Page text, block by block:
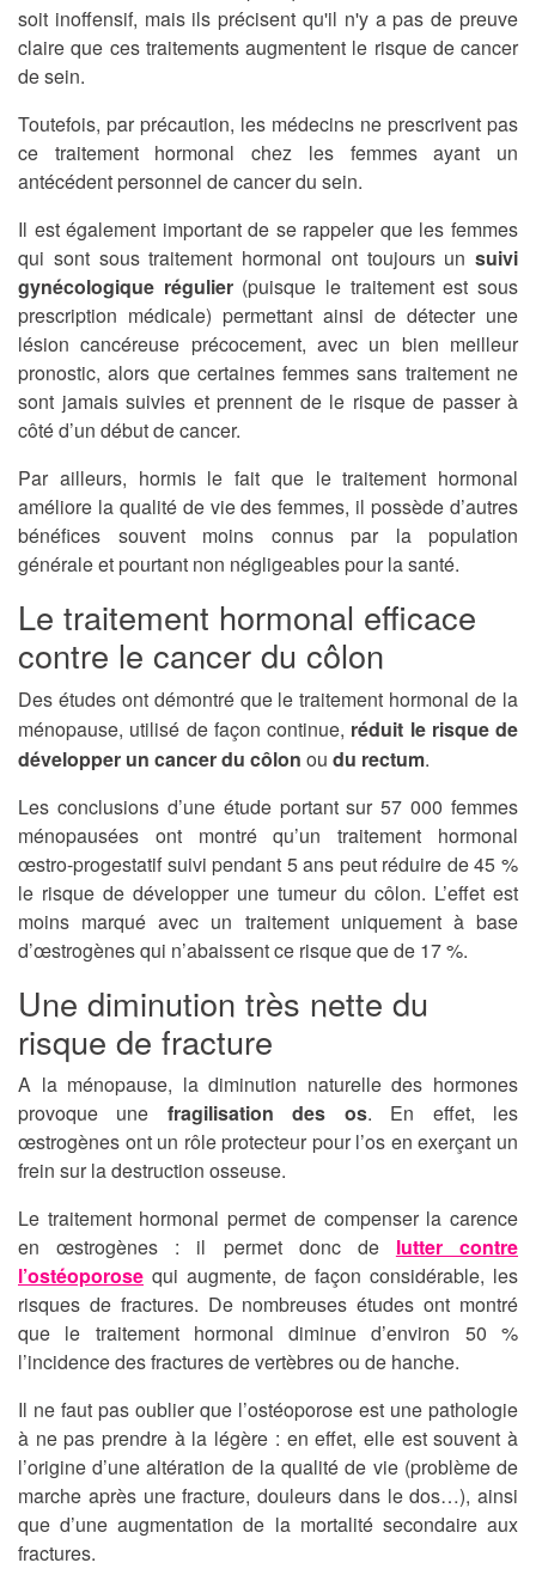
soit inoffensif, mais ils précisent qu'il n'y a pas de preuve
claire que ces traitements augmentent le risque de cancer
de sein.
Toutefois, par précaution, les médecins ne prescrivent pas
ce traitement hormonal chez les femmes ayant un
antécédent personnel de cancer du sein.
Il est également important de se rappeler que les femmes
qui sont sous traitement hormonal ont toujours un suivi
gynécologique régulier (puisque le traitement est sous
prescription médicale) permettant ainsi de détecter une
lésion cancéreuse précocement, avec un bien meilleur
pronostic, alors que certaines femmes sans traitement ne
sont jamais suivies et prennent de le risque de passer à
côté d’un début de cancer.
Par ailleurs, hormis le fait que le traitement hormonal
améliore la qualité de vie des femmes, il possède d’autres
bénéfices souvent moins connus par la population
générale et pourtant non négligeables pour la santé.
Le traitement hormonal efficace
contre le cancer du côlon
Des études ont démontré que le traitement hormonal de la
ménopause, utilisé de façon continue, réduit le risque de
développer un cancer du côlon ou du rectum.
Les conclusions d’une étude portant sur 57 000 femmes
ménopausées ont montré qu’un traitement hormonal
œstro-progestatif suivi pendant 5 ans peut réduire de 45 %
le risque de développer une tumeur du côlon. L’effet est
moins marqué avec un traitement uniquement à base
d’œstrogènes qui n’abaissent ce risque que de 17 %.
Une diminution très nette du
risque de fracture
A la ménopause, la diminution naturelle des hormones
provoque une fragilisation des os. En effet, les
œstrogènes ont un rôle protecteur pour l’os en exerçant un
frein sur la destruction osseuse.
Le traitement hormonal permet de compenser la carence
en œstrogènes : il permet donc de lutter contre
l’ostéoporose qui augmente, de façon considérable, les
risques de fractures. De nombreuses études ont montré
que le traitement hormonal diminue d’environ 50 %
l’incidence des fractures de vertèbres ou de hanche.
Il ne faut pas oublier que l’ostéoporose est une pathologie
à ne pas prendre à la légère : en effet, elle est souvent à
l’origine d’une altération de la qualité de vie (problème de
marche après une fracture, douleurs dans le dos…), ainsi
que d’une augmentation de la mortalité secondaire aux
fractures.